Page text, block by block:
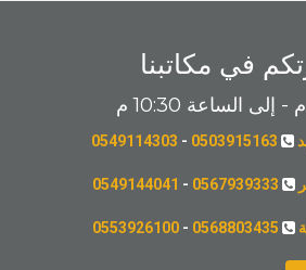
في مكاتبنا
0503915163
-
0549114303
0567939333
-
0549144041
0568803435
-
0553926100